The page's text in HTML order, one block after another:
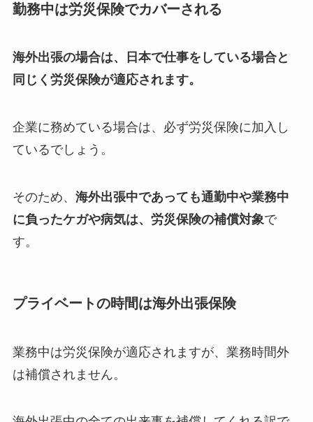
勤務中は労災保険でカバーされる
海外出張の場合は、日本で仕事をしている場合と
同じく労災保険が適応されます。
企業に務めている場合は、必ず労災保険に加入し
ているでしょう。
そのため、 海外出張中であっても通勤中や業務中
に負ったケガや病気は、労災保険の補償対象で
す。
プライベートの時間は海外出張保険
業務中は労災保険が適応されますが、業務時間外
は補償されません。